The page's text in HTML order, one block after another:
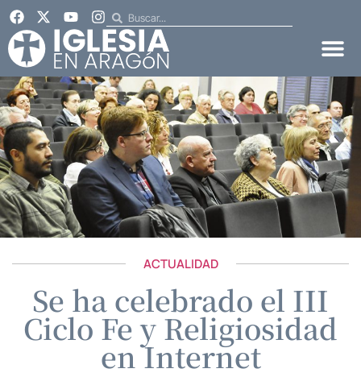
ACTUALIDAD
Se ha celebrado el III
Ciclo Fe y Religiosidad
en Internet